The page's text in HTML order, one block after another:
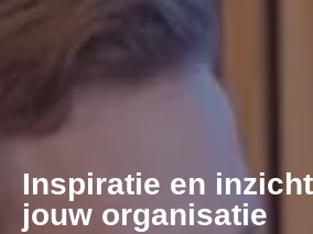
Inspiratie en
jouw organisatie